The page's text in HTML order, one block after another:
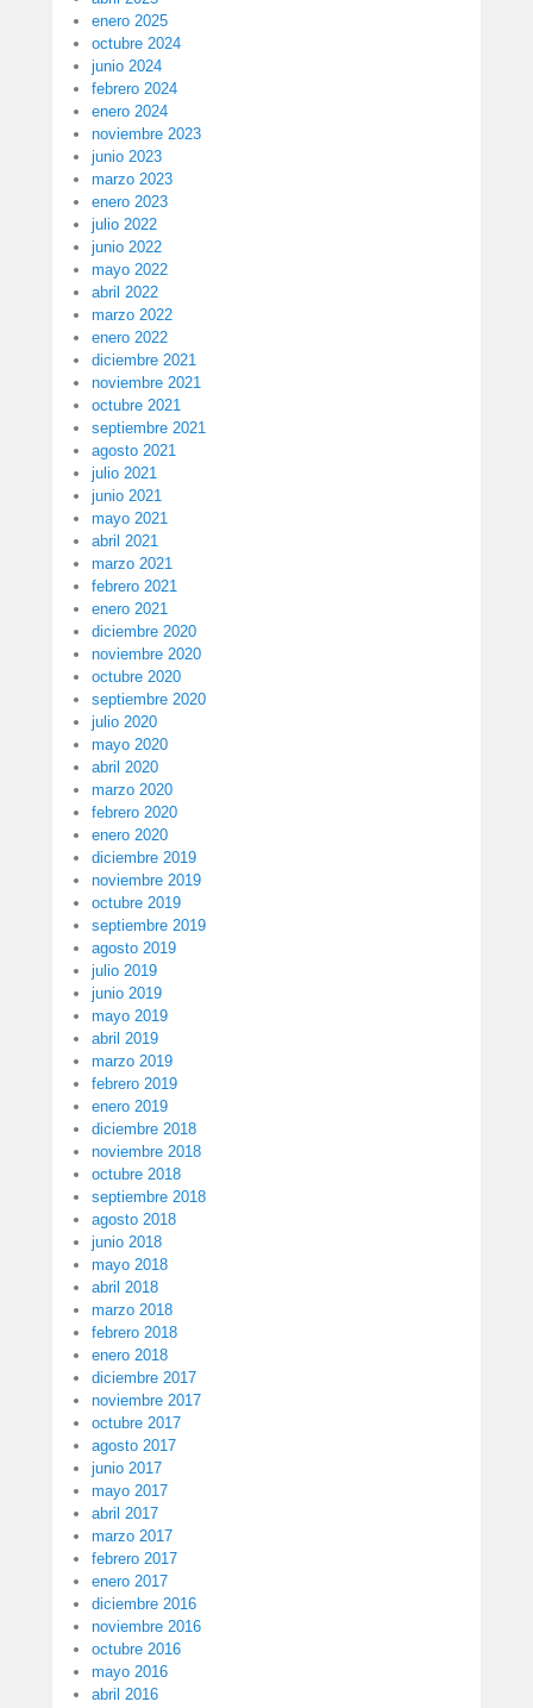
enero 2025
octubre 2024
junio 2024
febrero 2024
enero 2024
noviembre 2023
junio 2023
marzo 2023
enero 2023
julio 2022
junio 2022
mayo 2022
abril 2022
marzo 2022
enero 2022
diciembre 2021
noviembre 2021
octubre 2021
septiembre 2021
agosto 2021
julio 2021
junio 2021
mayo 2021
abril 2021
marzo 2021
febrero 2021
enero 2021
diciembre 2020
noviembre 2020
octubre 2020
septiembre 2020
julio 2020
mayo 2020
abril 2020
marzo 2020
febrero 2020
enero 2020
diciembre 2019
noviembre 2019
octubre 2019
septiembre 2019
agosto 2019
julio 2019
junio 2019
mayo 2019
abril 2019
marzo 2019
febrero 2019
enero 2019
diciembre 2018
noviembre 2018
octubre 2018
septiembre 2018
agosto 2018
junio 2018
mayo 2018
abril 2018
marzo 2018
febrero 2018
enero 2018
diciembre 2017
noviembre 2017
octubre 2017
agosto 2017
junio 2017
mayo 2017
abril 2017
marzo 2017
febrero 2017
enero 2017
diciembre 2016
noviembre 2016
octubre 2016
mayo 2016
abril 2016